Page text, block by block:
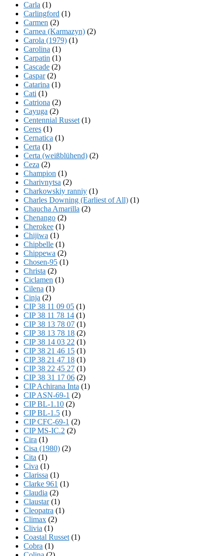
Carla (1)
Carlingford (1)
Carmen (2)
Carnea (Karmazyn) (2)
Carola (1979) (1)
Carolina (1)
Carpatin (1)
Cascade (2)
Caspar(2)
Catarina (1)
Cati (1)
Catriona (2)
Cayuga (2)
Centennial Russet (1)
Ceres (1)
Cernatica (1)
Certa (1)
Certa (weißblühend) (2)
Ceza (2)
Champion (1)
Charivnytsa (2)
Charkowskiy ranniy (1)
Charles Downing (Earliest of All) (1)
Chaucha Amarilla (2)
Chenango (2)
Cherokee (1)
Chijiwa (1)
Chipbelle (1)
Chippewa (2)
Chosen-95 (1)
Christa (2)
Ciclamen (1)
Cilena (1)
Cinja (2)
CIP 38 11 09 05 (1)
CIP 38 11 78 14 (1)
CIP 38 13 78 07 (1)
CIP 38 13 78 18 (2)
CIP 38 14 03 22 (1)
CIP 38 21 46 15 (1)
CIP 38 21 47 18 (1)
CIP 38 22 45 27 (1)
CIP 38 31 17 06 (2)
CIP Achirana Inta (1)
CIP ASN-69-1 (2)
CIP BL-1.10 (2)
CIP BL-1.5 (1)
CIP CFC-69-1 (2)
CIP MS-IC.2 (2)
Cira (1)
Cisa (1980) (2)
Cita (1)
Civa (1)
Clarissa (1)
Clarke 961 (1)
Claudia (2)
Claustar(1)
Cleopatra (1)
Climax (2)
Clivia (1)
Coastal Russet (1)
Cobra (1)